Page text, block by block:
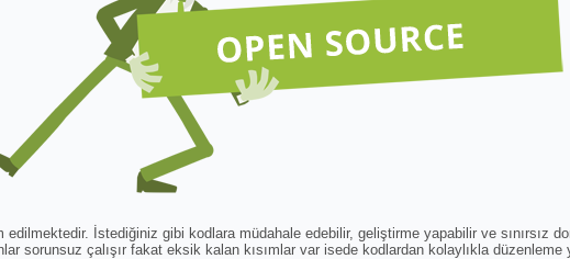
edilmektedir. İstediğiniz gibi kodlara müdahale edebilir, geliştirme yapabilir ve sınırsız
sorunsuz çalışır fakat eksik kalan kısımlar var isede kodlardan kolaylıkla